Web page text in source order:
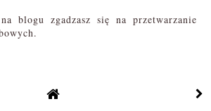
blogu zgadzasz się na przetwarzanie